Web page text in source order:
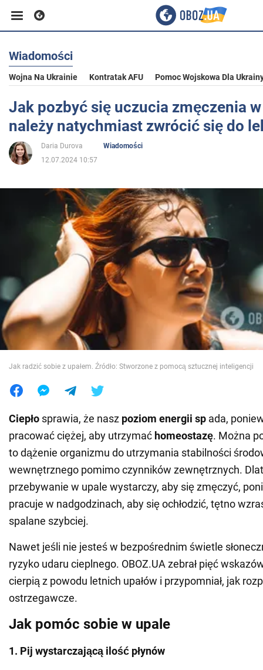
Biznes
Sport
Rozrywka
Polityka
Społeczeństwo
Wojna na Ukrainie
Świat
Jedzenie
Wiadomości
Wojna Na Ukrainie Kontratak AFU Pomoc Wojskowa Dla
Jak pozbyć się uczucia zmęczenia
należy natychmiast zwrócić się do
Daria Durova
Wiadomości
12.07.2024 10:57
Jak radzić sobie z upałem. Źródło: Stworzone z pomocą sztucznej inteligencji
Ciepło sprawia, że nasz poziom energii sp ada,
pracować ciężej, aby utrzymać homeostazę. Można
to dążenie organizmu do utrzymania stabilności
wewnętrznego pomimo czynników zewnętrznych.
przebywanie w upale wystarczy, aby się zmęczyć,
pracuje w nadgodzinach, aby się ochłodzić, tętno
spalane szybciej.
Nawet jeśli nie jesteś w bezpośrednim świetle
ryzyko udaru cieplnego. OBOZ.UA zebrał pięć
cierpią z powodu letnich upałów i przypomniał, jak
ostrzegawcze.
Jak pomóc sobie w upale
1. Pij wystarczającą ilość płynów